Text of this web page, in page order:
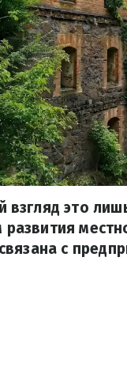
взгляд это
развития
с